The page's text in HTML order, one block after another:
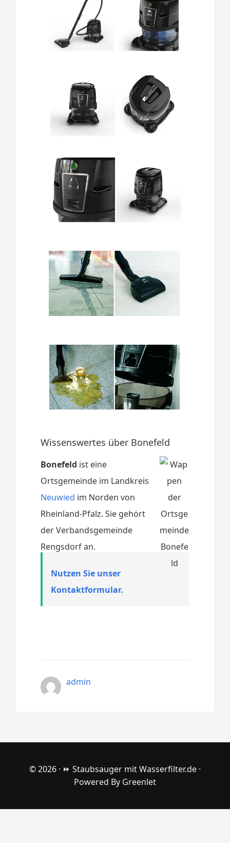
Wissenswertes über Bonefeld
Bonefeld ist eine
Ortsgemeinde im Landkreis
Neuwied im Norden von
Rheinland-Pfalz. Sie gehört
der Verbandsgemeinde
Rengsdorf an.
Nutzen Sie unser
Kontaktformular.
admin
© 2026 · ⏩ Staubsauger mit Wasserfilter.de ·
Powered By Greenlet